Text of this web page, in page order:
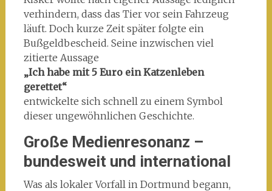
verhindern, dass das Tier vor sein Fahrzeug
läuft. Doch kurze Zeit später folgte ein
Bußgeldbescheid. Seine inzwischen viel
zitierte Aussage
„Ich habe mit 5 Euro ein Katzenleben
gerettet“
entwickelte sich schnell zu einem Symbol
dieser ungewöhnlichen Geschichte.
Große Medienresonanz –
bundesweit und international
Was als lokaler Vorfall in Dortmund begann,